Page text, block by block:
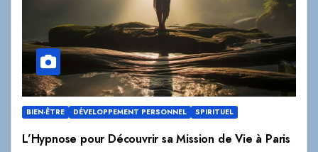
BIEN-ÊTRE DÉVELOPPEMENT PERSONNEL SPIRITUEL
L’Hypnose pour Découvrir sa Mission de Vie à Paris